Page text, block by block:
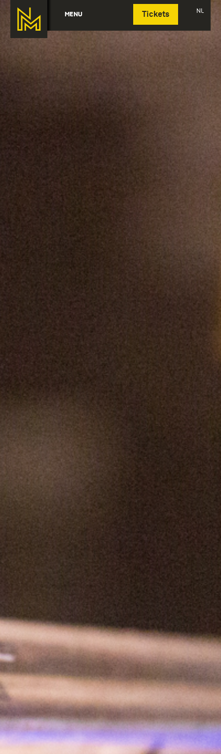
MENU Tickets NL
Deutsch